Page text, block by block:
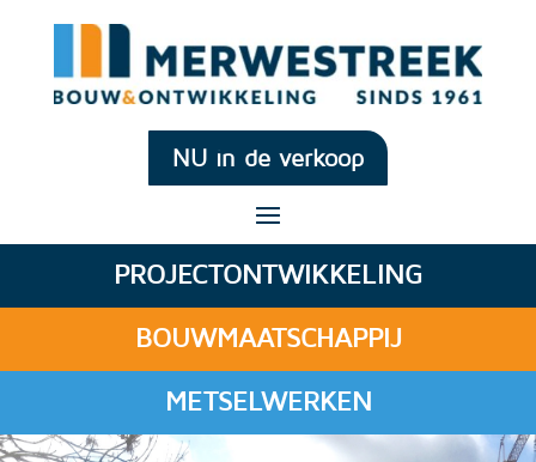
NU in de verkoop
PROJECTONTWIKKELING
BOUWMAATSCHAPPIJ
METSELWERKEN